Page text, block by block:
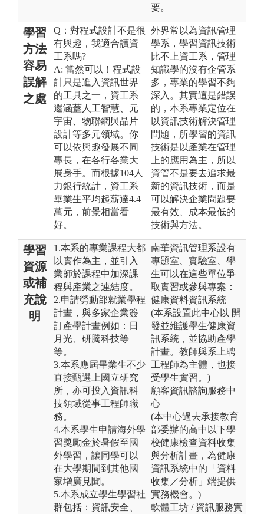
要。
學習
方法
容易
誤解
之處
Q：對程式設計不是很
有與趣，我適合讀資
工系嗎?
A: 當然可以！程式設
計只是進入資訊世界
的工具之一，資工系
還涵蓋人工智慧、元
宇宙、物聯網與晶片
設計等多元領域。你
可以依興趣發展不同
專長，在各行各業大
展身手。而根據104人
力銀行統計，資工系
畢業生平均起薪達4.4
萬元，前景相當看
好。
外界常以為資訊管理
學系，學習資訊技術
比不上資工系，管理
知識學的沒有企管系
多，專業的學習不夠
深入。其實這是錯誤
的，本系專業定位在
以資訊技術解決管理
問題，所學習的資訊
技術是以產業在管理
上的應用為主，所以
資管不是要去追求最
新的資訊技術，而是
可以解決企業問題要
最有效、成本最低的
技術與方法。
學習
資源
或補
充說
明
1.本系的專業課程大都
以實作為主，並引入
業師於課程中加深課
程與產業之連結度。
2.申請勞動部就業學程
計畫，與多家企業簽
訂產學計畫例如：日
月光、研騰科技等
等。
3.本系應屆畢業生不少
直接甄選上國立研究
所，亦可投入資訊科
技領域從事工程師職
務。
4.本系學生申請海外學
習獎勵金於暑假至國
外學習，讓同學可以
在大學期間到其他國
家增廣見聞。
5.本系成立學生學習社
群包括：資訊安全、
南華資訊管理系設有
專題室、實驗室、學
生可以在這些單位爭
取實習或參與專案：
健康資料資訊系統
(本系設置此中心以 開
發並維護學生健康資
訊系統，並協助產學
計畫。教師與系上聘
工程師為主體，也接
受學生實習。)
顧客資訊諮詢服務中
心
(本中心過去承接教育
部委辦的高中以下學
校健康檢查資料收集
與分析計畫，為健康
資訊系統中的「資料
收集／分析」端提供
實務機會。)
軟體工坊 / 資訊服務實